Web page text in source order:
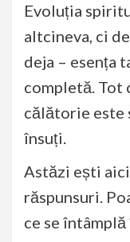
Evoluția
altcineva, ci
deja – esența
completă. Tot
călătorie este
însuți.
Astăzi ești
răspunsuri.
ce se